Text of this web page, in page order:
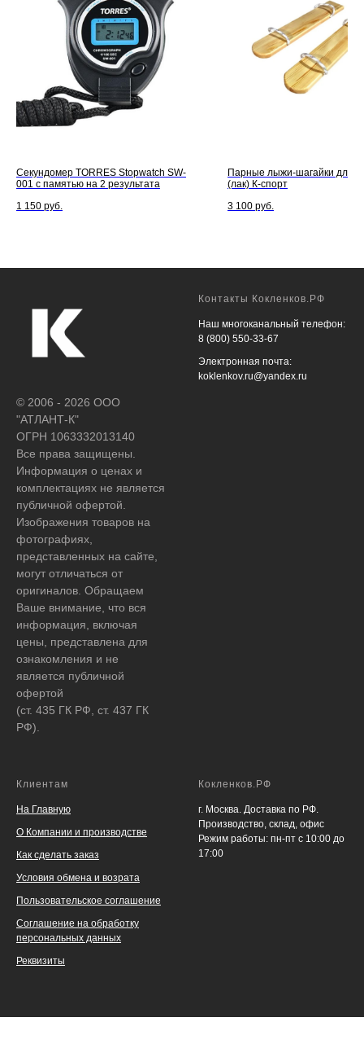
Секундомер TORRES Stopwatch SW-
001 с памятью на 2 результата
1 150 руб.
Парные лыжи-шагайки для
(лак) К-спорт
3 100 руб.
© 2006 - 2026 ООО
"АТЛАНТ-К"
ОГРН 1063332013140
Все права защищены.
Информация о ценах и
комплектациях не является
публичной офертой.
Изображения товаров на
фотографиях,
представленных на сайте,
могут отличаться от
оригиналов. Обращаем
Ваше внимание, что вся
информация, включая
цены, представлена для
ознакомления и не
является публичной
офертой
(ст. 435 ГК РФ, ст. 437 ГК
РФ).
Контакты Кокленков.РФ
Наш многоканальный телефон:
8 (800) 550-33-67
Электронная почта:
koklenkov.ru@yandex.ru
Клиентам
На Главную
О Компании и производстве
Как сделать заказ
Условия обмена и возрата
Пользовательское соглашение
Соглашение на обработку
персональных данных
Реквизиты
Кокленков.РФ
г. Москва. Доставка по РФ.
Производство, склад, офис
Режим работы: пн-пт с 10:00 до
17:00